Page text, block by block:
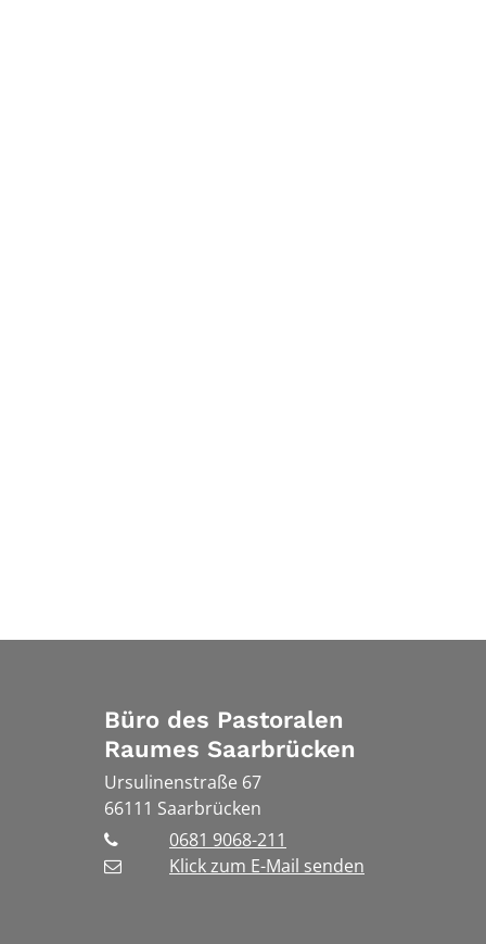
Büro des Pastoralen
Raumes Saarbrücken
Ursulinenstraße 67
66111 Saarbrücken
0681 9068-211
Klick zum E-Mail senden